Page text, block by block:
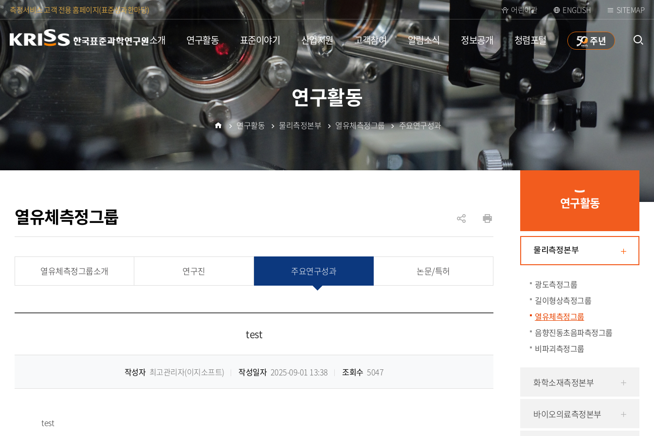
측정서비스 고객 전용 홈페이지(표준성과한마당) 어린이관 ENGLISH SITEMAP
색 열
소개 연구활동 표준이야기 산업지원 고객참여 알림소식 정보공개 청렴포털 50
주년
연구활동
연구활동
물리측정본부
광도측정그룹
길이형상측정그룹
열유체측정그룹
음향진동초음파측정그룹
비파괴측정그룹
화학소재측정본부
바이오의료측정본부
열유체측정그룹
홈
연구활동 물리측정본부 열유체측정그룹 주요연구성과
유
하
열유체측정그룹소개 연구진 주요연구성과 논문/특허
test
작성자 최고관리자(이지소프트) 작성일자 2025-09-01 13:38 조회수 5047
test